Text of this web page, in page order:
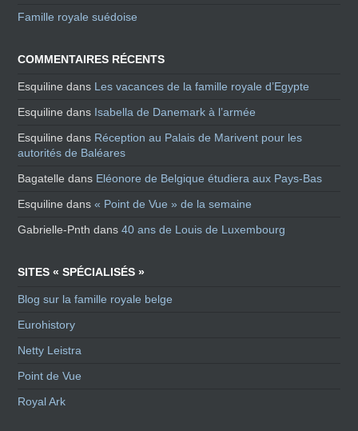
Famille royale suédoise
COMMENTAIRES RÉCENTS
Esquiline dans Les vacances de la famille royale d’Egypte
Esquiline dans Isabella de Danemark à l’armée
Esquiline dans Réception au Palais de Marivent pour les
autorités de Baléares
Bagatelle dans Eléonore de Belgique étudiera aux Pays-Bas
Esquiline dans« Point de Vue » de la semaine
Gabrielle-Pnth dans40 ans de Louis de Luxembourg
SITES « SPÉCIALISÉS »
Blog sur la famille royale belge
Eurohistory
Netty Leistra
Point de Vue
Royal Ark